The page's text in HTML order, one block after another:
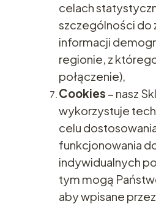
celach
szczególności do
informacji
regionie, z
połączenie),
Cookies – nasz
wykorzystuje
celu
funkcjonowania
indywidualnych
tym mogą
aby wpisane